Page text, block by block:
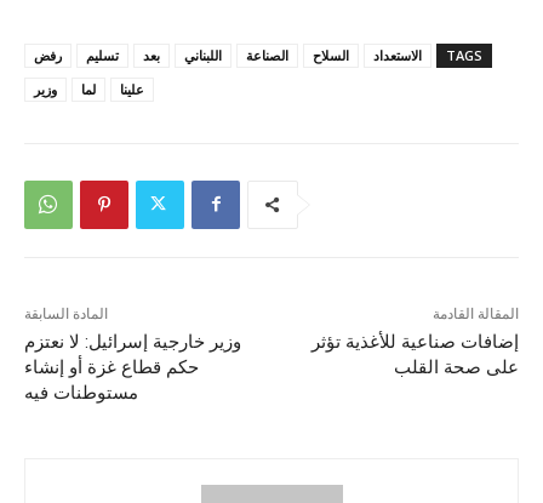
TAGS الاستعداد السلاح الصناعة اللبناني بعد تسليم
رفض
علينا
لما وزير
المادة السابقة
وزير خارجية إسرائيل: لا نعتزم
حكم قطاع غزة أو إنشاء
مستوطنات فيه
المقالة القادمة
إضافات صناعية للأغذية تؤثر
على صحة القلب